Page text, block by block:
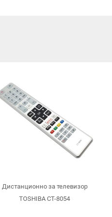
Дистанционно за телевизор
TOSHIBA CT-8054